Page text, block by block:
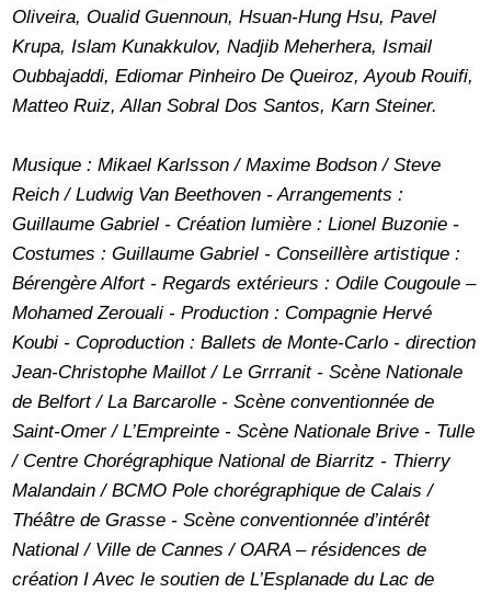
Oliveira, Oualid Guennoun, Hsuan-Hung Hsu, Pavel
Krupa, Islam Kunakkulov, Nadjib Meherhera, Ismail
Oubbajaddi, Ediomar Pinheiro De Queiroz, Ayoub Rouifi,
Matteo Ruiz, Allan Sobral Dos Santos, Karn Steiner.
Musique : Mikael Karlsson / Maxime Bodson / Steve
Reich / Ludwig Van Beethoven - Arrangements :
Guillaume Gabriel - Création lumière : Lionel Buzonie -
Costumes : Guillaume Gabriel - Conseillère artistique :
Bérengère Alfort - Regards extérieurs : Odile Cougoule –
Mohamed Zerouali - Production : Compagnie Hervé
Koubi - Coproduction : Ballets de Monte-Carlo - direction
Jean-Christophe Maillot / Le Grrranit - Scène Nationale
de Belfort / La Barcarolle - Scène conventionnée de
Saint-Omer / L’Empreinte - Scène Nationale Brive - Tulle
/ Centre Chorégraphique National de Biarritz - Thierry
Malandain / BCMO Pole chorégraphique de Calais /
Théâtre de Grasse - Scène conventionnée d’intérêt
National / Ville de Cannes / OARA – résidences de
création I Avec le soutien de L’Esplanade du Lac de